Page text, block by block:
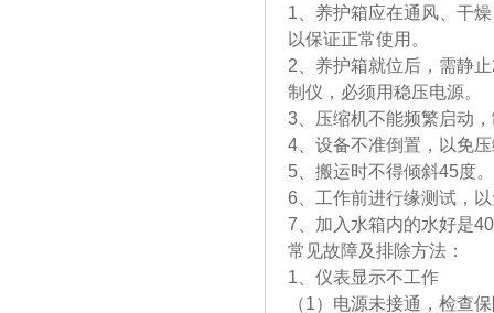
1、养护箱应在通风、干
以保证正常使用。
2、养护箱就位后，需静
制仪，必
3、压缩机不能频繁启动
4、设备不准倒置，以免
5、搬运时不得倾斜45度。
6、工作前进行缘测试，
7、加入水箱内的水好是
常见故障及排除方法：
1、仪表显示不工作
（1）电源未接通，检查